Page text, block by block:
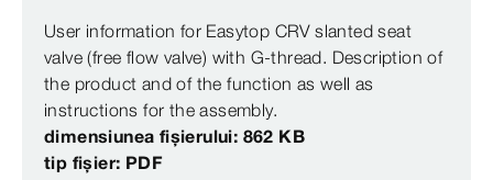
User information for Easytop CRV slanted seat
valve (free flow valve) with G-thread. Description of
the product and of the function as well as
instructions for the assembly.
dimensiunea fișierului: 862 KB
tip fișier: PDF